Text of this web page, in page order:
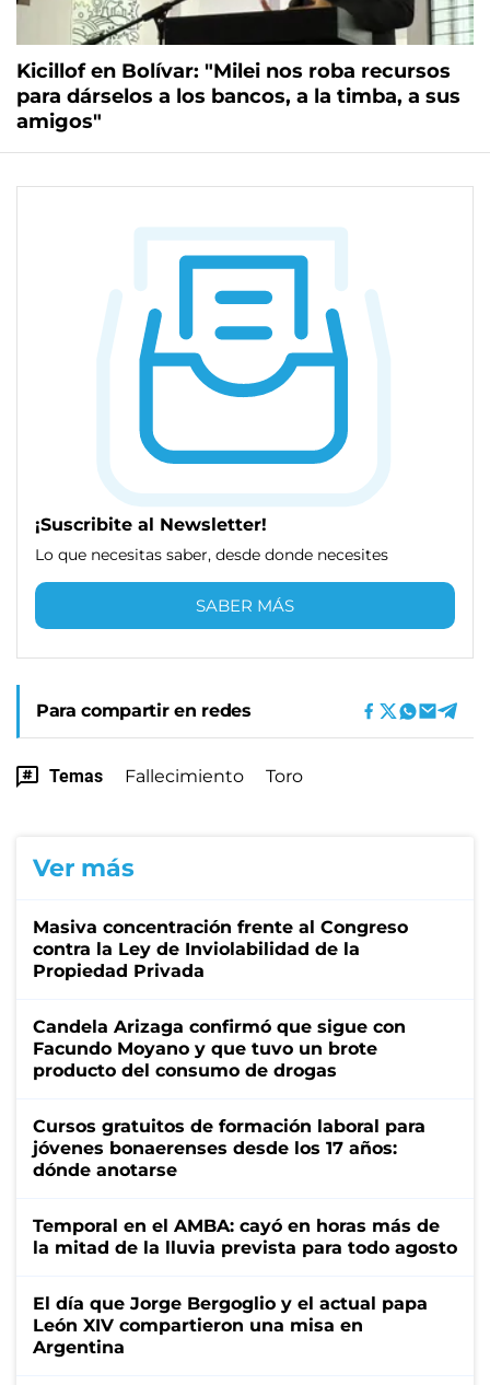
Kicillof en Bolívar: "Milei nos roba recursos
para dárselos a los bancos, a la timba, a sus
amigos"
¡Suscribite al Newsletter!
Lo que necesitas saber, desde donde necesites
SABER MÁS
Para compartir en redes
Temas Fallecimiento Toro
Ver más
Masiva concentración frente al Congreso
contra la Ley de Inviolabilidad de la
Propiedad Privada
Candela Arizaga confirmó que sigue con
Facundo Moyano y que tuvo un brote
producto del consumo de drogas
Cursos gratuitos de formación laboral para
jóvenes bonaerenses desde los 17 años:
dónde anotarse
Temporal en el AMBA: cayó en horas más de
la mitad de la lluvia prevista para todo agosto
El día que Jorge Bergoglio y el actual papa
León XIV compartieron una misa en
Argentina